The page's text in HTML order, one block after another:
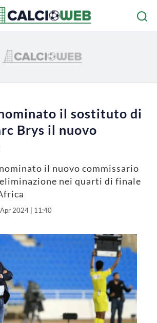
il sostituto di
Brys il nuovo
il nuovo commissario
nei quarti di finale
2024 | 11:40